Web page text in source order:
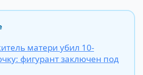
матери убил 10-
фигурант заключен под